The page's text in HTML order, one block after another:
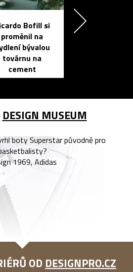
Bofill si
proměnil na
bývalou
továrnu na
cement
DESIGN MUSEUM
boty Superstar původně pro
1969, Adidas
OD DESIGNPRO.CZ